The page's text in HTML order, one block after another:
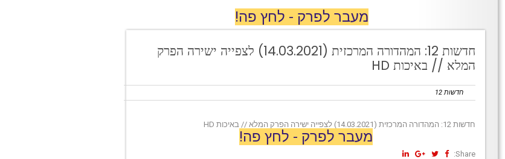
מעבר לפרק - לחץ פה!
חדשות 12: המהדורה המרכזית (14.03.2021) לצפייה ישירה הפרק
המלא // באיכות HD
חדשות 12
חדשות 12: המהדורה המרכזית (14.03.2021) לצפייה ישירה הפרק המלא // באיכות HD
מעבר לפרק - לחץ פה!
Share: